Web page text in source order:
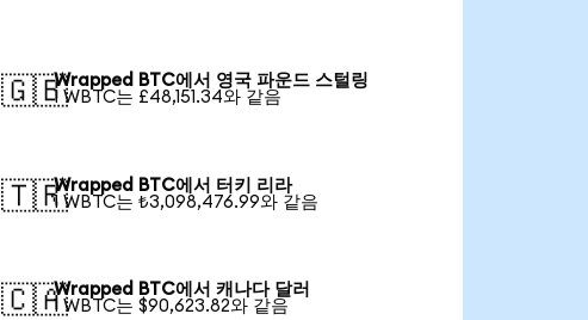
🇬🇧Wrapped BTC에서 영국 파운드 스털링
1 WBTC는 £48,151.34와 같음
🇹🇷Wrapped BTC에서 터키 리라
1 WBTC는 ₺3,098,476.99와 같음
🇨🇦Wrapped BTC에서 캐나다 달러
1 WBTC는 $90,623.82와 같음